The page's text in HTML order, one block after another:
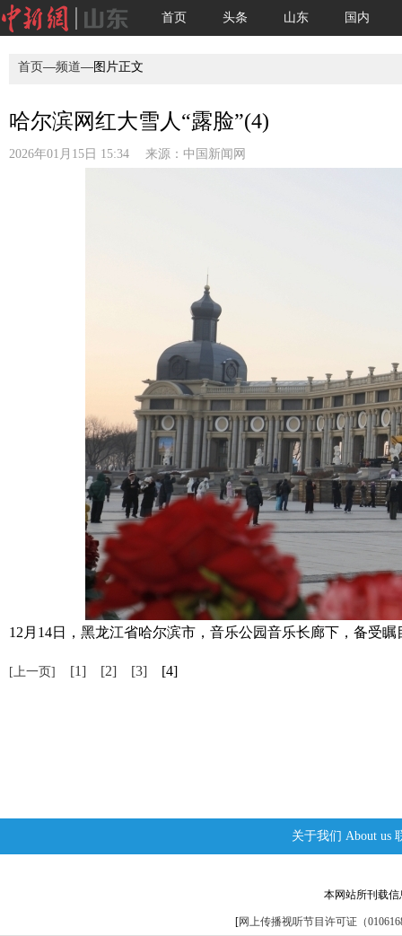
首页 头条 山东 国内
首页—频道—图片正文
哈尔滨网红大雪人“露脸”(4)
2026年01月15日 15:34 来源： 中国新闻网
12月14日，黑龙江省哈尔滨市，音乐公园音乐长廊下，备受
[上一页] [1] [2] [3] [4]
关于我们 About us
本网站所刊载
[网上传播视听节目许可证（